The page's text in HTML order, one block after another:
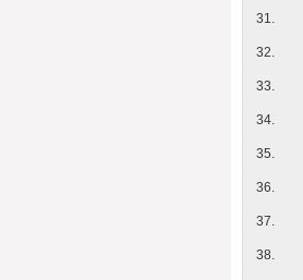
31.
32.
33.
34.
35.
36.
37.
38.